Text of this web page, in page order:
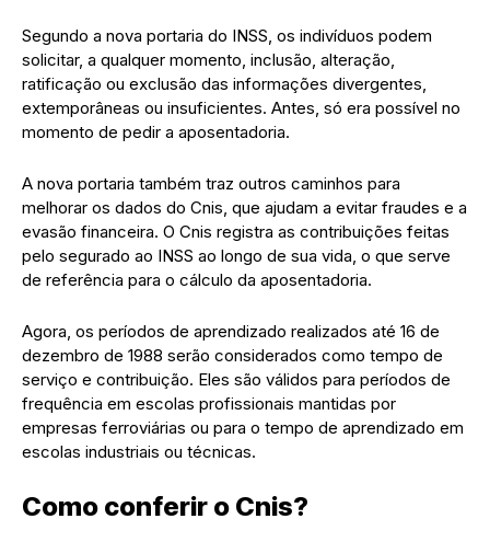
Segundo a nova portaria do INSS, os indivíduos podem
solicitar, a qualquer momento, inclusão, alteração,
ratificação ou exclusão das informações divergentes,
extemporâneas ou insuficientes. Antes, só era possível no
momento de pedir a aposentadoria.
A nova portaria também traz outros caminhos para
melhorar os dados do Cnis, que ajudam a evitar fraudes e a
evasão financeira. O Cnis registra as contribuições feitas
pelo segurado ao INSS ao longo de sua vida, o que serve
de referência para o cálculo da aposentadoria.
Agora, os períodos de aprendizado realizados até 16 de
dezembro de 1988 serão considerados como tempo de
serviço e contribuição. Eles são válidos para períodos de
frequência em escolas profissionais mantidas por
empresas ferroviárias ou para o tempo de aprendizado em
escolas industriais ou técnicas.
Como conferir o Cnis?